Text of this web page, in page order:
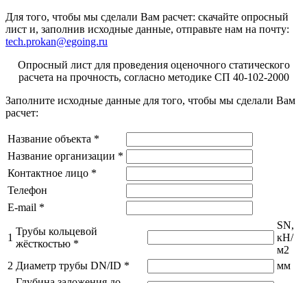
Для того, чтобы мы сделали Вам расчет: скачайте опросный
лист и, заполнив исходные данные, отправьте нам на почту:
tech.prokan@egoing.ru
Опросный лист для проведения оценочного статического
расчета на прочность, согласно методике СП 40-102-2000
Заполните исходные данные для того, чтобы мы сделали Вам
расчет:
Название объекта *
Название организации *
Контактное лицо *
Телефон
E-mail *
1
Трубы кольцевой
жёсткостью *
SN,
кН/
м2
2 Диаметр трубы DN/ID *
мм